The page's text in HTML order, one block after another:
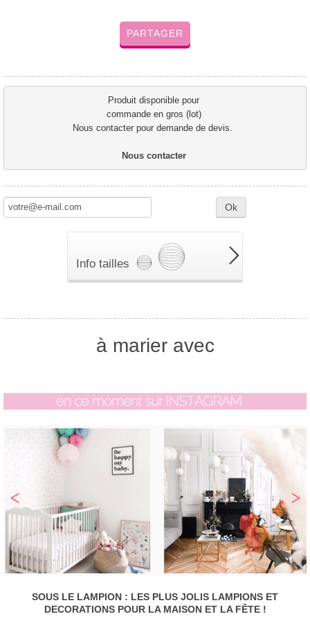
PARTAGER
Produit disponible pour
commande en gros (lot)
Nous contacter pour demande de devis.
Nous contacter
Ok
Info tailles
à marier avec
SOUS LE LAMPION : LES PLUS JOLIS LAMPIONS ET
DECORATIONS POUR LA MAISON ET LA FÊTE !